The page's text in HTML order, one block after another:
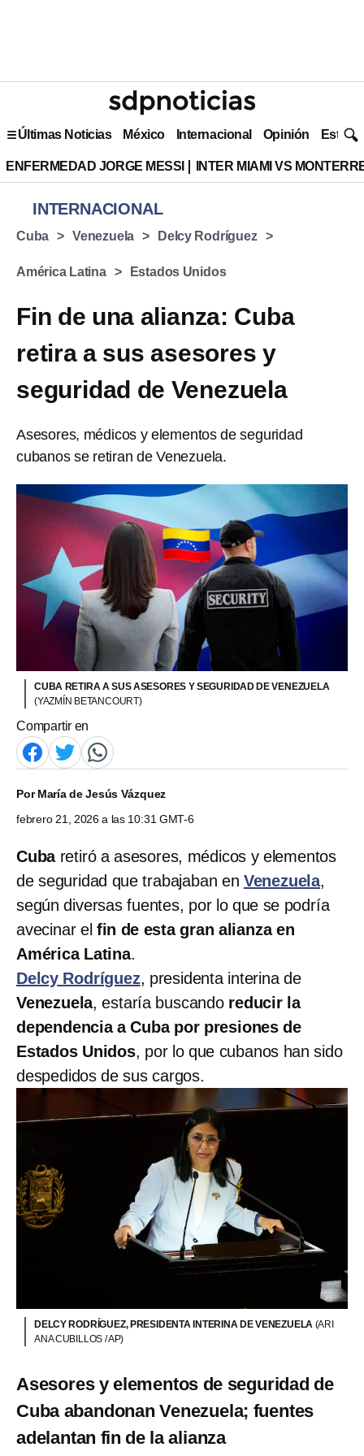
Últimas Noticias México Internacional Opinión Estilo
ENFERMEDAD JORGE MESSI INTER MIAMI VS
INTERNACIONAL
Cuba Venezuela Delcy Rodríguez
América Latina Estados Unidos
Fin de una alianza: Cuba
retira a sus asesores y
seguridad de Venezuela
Asesores, médicos y elementos de seguridad
cubanos se retiran de Venezuela.
CUBA RETIRA A SUS ASESORES Y SEGURIDAD DE VENEZUELA
(YAZMÍN BETANCOURT)
Compartir en
PorMaría de Jesús Vázquez
febrero 21, 2026 a las 10:31 GMT-6
Cuba retiró a asesores, médicos y elementos
de seguridad que trabajaban en Venezuela,
según diversas fuentes, por lo que se podría
avecinar el fin de esta gran alianza en
América Latina.
Delcy Rodríguez, presidenta interina de
Venezuela, estaría buscando reducir la
dependencia a Cuba por presiones de
Estados Unidos, por lo que cubanos han sido
despedidos de sus cargos.
DELCY RODRÍGUEZ, PRESIDENTA INTERINA DE VENEZUELA (ARI
ANA CUBILLOS / AP)
Asesores y elementos de seguridad de
Cuba abandonan Venezuela; fuentes
adelantan fin de la alianza